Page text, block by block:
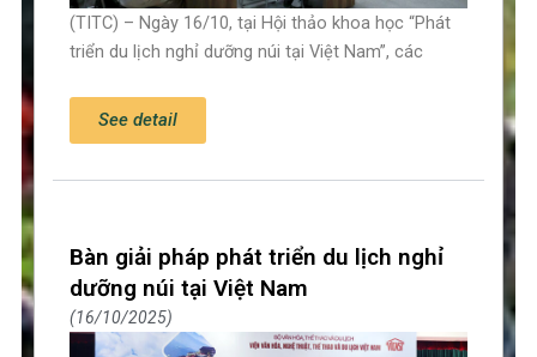
(TITC) – Ngày 16/10, tại Hội thảo khoa học “Phát
triển du lịch nghỉ dưỡng núi tại Việt Nam”, các
See detail
Bàn giải pháp phát triển du lịch nghỉ
dưỡng núi tại Việt Nam
16/10/2025